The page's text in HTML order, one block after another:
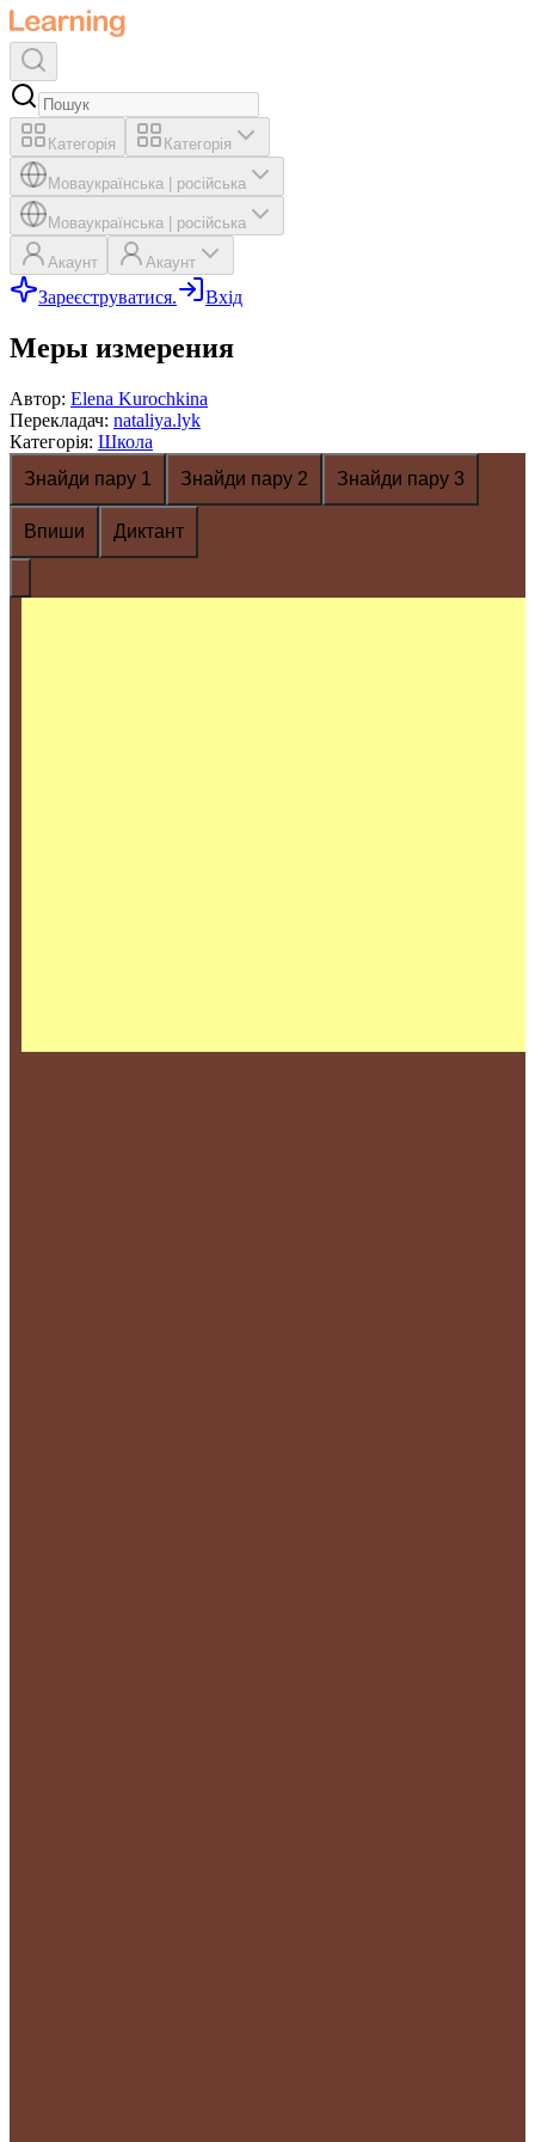
Категорія Категорія
Моваукраїнська російська
Моваукраїнська російська
Акаунт Акаунт
Зареєструватися. Вхід
Меры измерения
Автор: Elena Kurochkina
Перекладач: nataliya.lyk
Категорія: Школа
Знайди пару 1
Знайди пару 2 Знайди пару 3
Впиши Диктант